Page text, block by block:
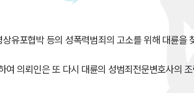
유포협박 등의 성폭력범죄의 고소를 위해 대륜을
여 의뢰인은 또 다시 대륜의 성범죄전문변호사의